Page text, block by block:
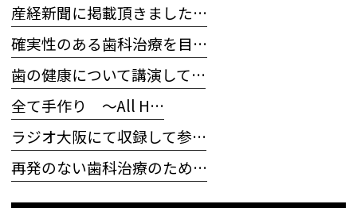
産経新聞に掲載頂きました…
確実性のある歯科治療を目…
歯の健康について講演して…
全て手作り 〜All H…
ラジオ大阪にて収録して参…
再発のない歯科治療のため…